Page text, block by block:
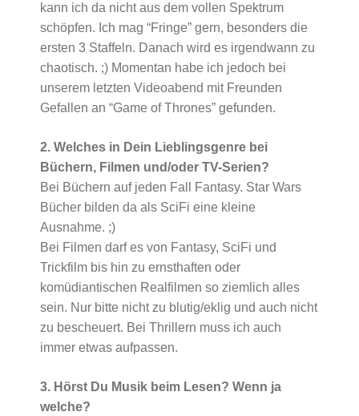
kann ich da nicht aus dem vollen Spektrum
schöpfen. Ich mag “Fringe” gern, besonders die
ersten 3 Staffeln. Danach wird es irgendwann zu
chaotisch. ;) Momentan habe ich jedoch bei
unserem letzten Videoabend mit Freunden
Gefallen an “Game of Thrones” gefunden.
2. Welches in Dein Lieblingsgenre bei
Büchern, Filmen und/oder TV-Serien?
Bei Büchern auf jeden Fall Fantasy. Star Wars
Bücher bilden da als SciFi eine kleine
Ausnahme. ;)
Bei Filmen darf es von Fantasy, SciFi und
Trickfilm bis hin zu ernsthaften oder
komüdiantischen Realfilmen so ziemlich alles
sein. Nur bitte nicht zu blutig/eklig und auch nicht
zu bescheuert. Bei Thrillern muss ich auch
immer etwas aufpassen.
3. Hörst Du Musik beim Lesen? Wenn ja
welche?